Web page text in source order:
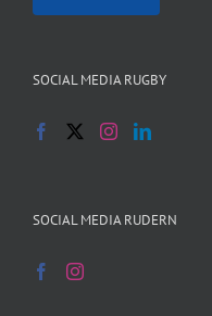
SOCIAL MEDIA RUGBY
SOCIAL MEDIA RUDERN